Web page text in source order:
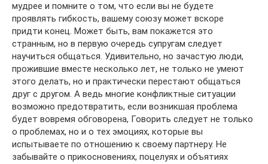
мудрее и помните о том, что если вы не будете
проявлять гибкость, вашему союзу может вскоре
придти конец. Может быть, вам покажется это
странным, но в первую очередь супругам следует
научиться общаться. Удивительно, но зачастую люди,
прожившие вместе несколько лет, не только не умеют
этого делать, но и практически перестают общаться
друг с другом. А ведь многие конфликтные ситуации
возможно предотвратить, если возникшая проблема
будет вовремя обговорена, Говорить следует не только
о проблемах, но и о тех эмоциях, которые вы
испытываете по отношению к своему партнеру. Не
забывайте о прикосновениях, поцелуях и объятиях